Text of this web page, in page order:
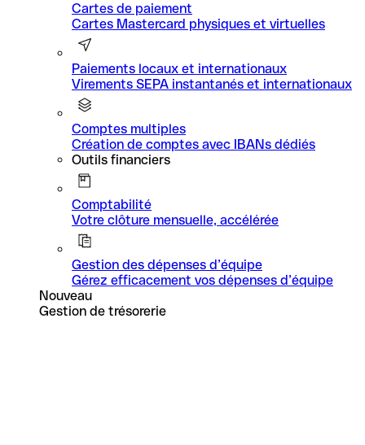
Cartes de paiement
Cartes Mastercard physiques et virtuelles
Paiements locaux et internationaux
Virements SEPA instantanés et internationaux
Comptes multiples
Création de comptes avec IBANs dédiés
Outils financiers
Comptabilité
Votre clôture mensuelle, accélérée
Gestion des dépenses d’équipe
Gérez efficacement vos dépenses d’équipe
Nouveau
Gestion de trésorerie